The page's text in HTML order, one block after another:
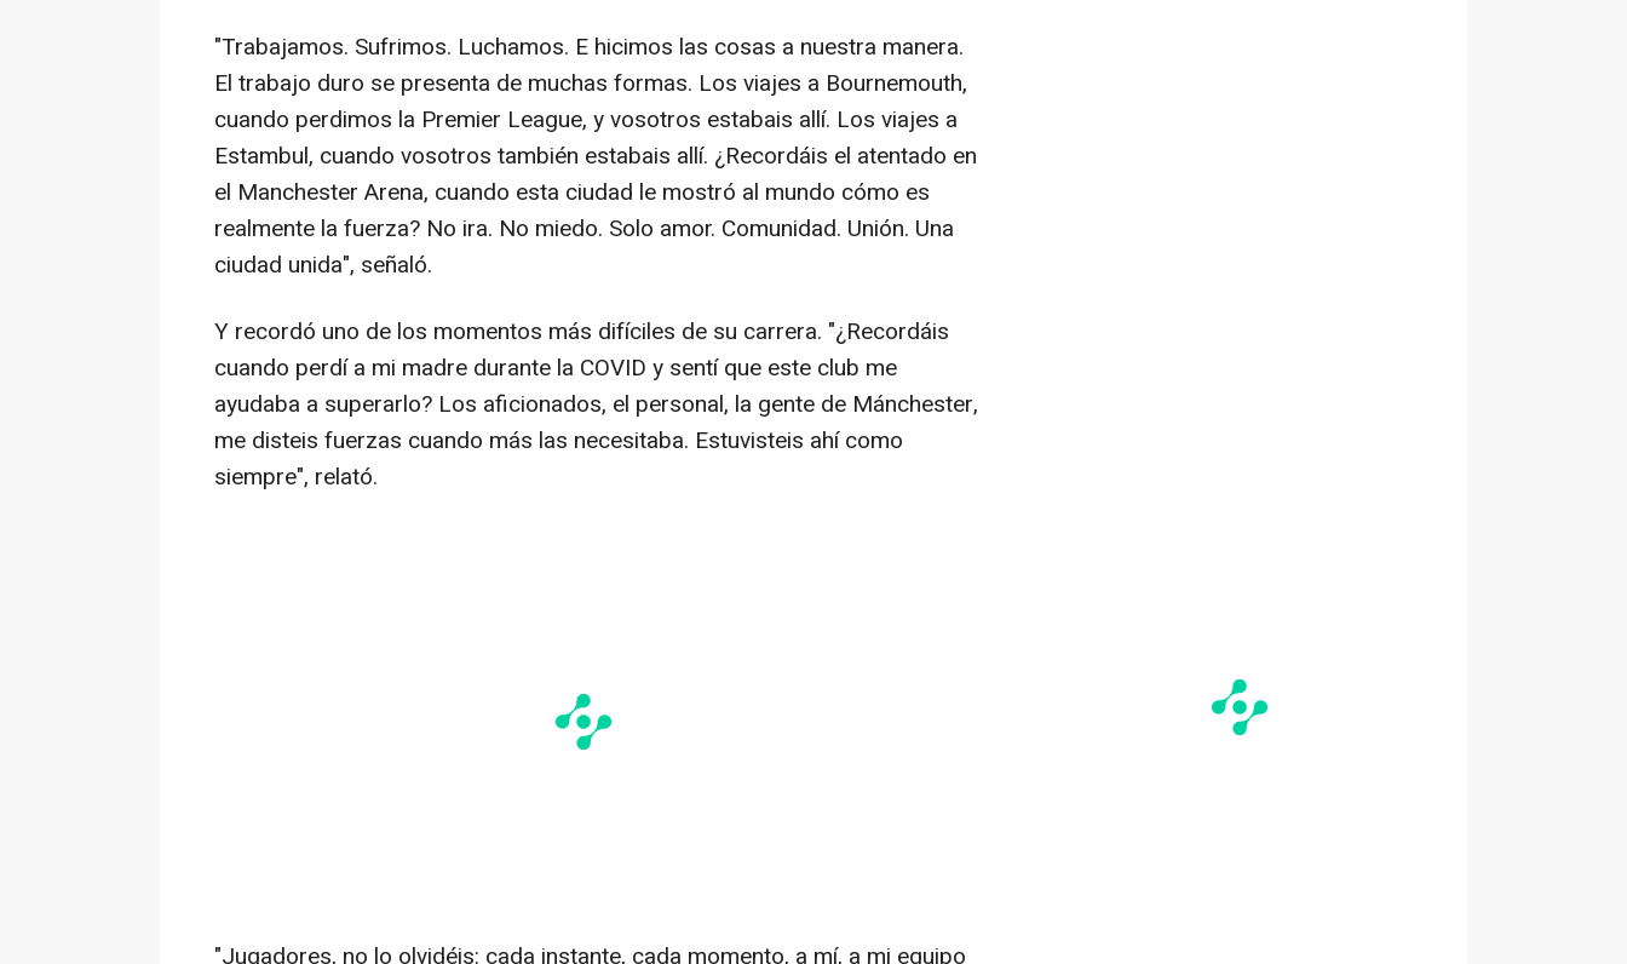
"Trabajamos. Sufrimos. Luchamos. E hicimos las cosas a nuestra manera.
El trabajo duro se presenta de muchas formas. Los viajes a Bournemouth,
cuando perdimos la Premier League, y vosotros estabais allí. Los viajes a
Estambul, cuando vosotros también estabais allí. ¿Recordáis el atentado en
el Manchester Arena, cuando esta ciudad le mostró al mundo cómo es
realmente la fuerza? No ira. No miedo. Solo amor. Comunidad. Unión. Una
ciudad unida", señaló.
Y recordó uno de los momentos más difíciles de su carrera. "¿Recordáis
cuando perdí a mi madre durante la COVID y sentí que este club me
ayudaba a superarlo? Los aficionados, el personal, la gente de Mánchester,
me disteis fuerzas cuando más las necesitaba. Estuvisteis ahí como
siempre", relató.
"Jugadores, no lo olvidéis: cada instante, cada momento, a mí, a mi equipo